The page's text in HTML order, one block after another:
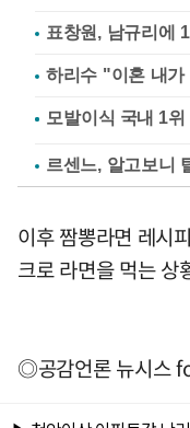
표창원, 남규리에
하리수 "이혼 내
르센느, 알고보니
이후 짬뽕라면 레시
크로 라면을 먹는 상
◎공감언론 뉴시스